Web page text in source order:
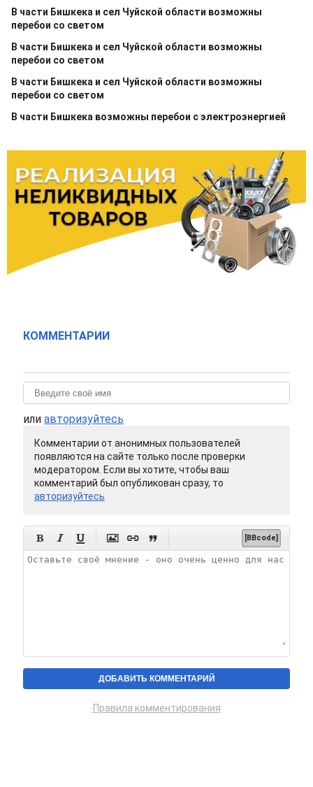
В части Бишкека и сел Чуйской области возможны
перебои со светом
В части Бишкека и сел Чуйской области возможны
перебои со светом
В части Бишкека и сел Чуйской области возможны
перебои со светом
В части Бишкека возможны перебои с электроэнергией
КОММЕНТАРИИ
или авторизуйтесь
Комментарии от анонимных пользователей
появляются на сайте только после проверки
модератором. Если вы хотите, чтобы ваш
комментарий был опубликован сразу, то
авторизуйтесь
      [BBcode]
Правила комментирования